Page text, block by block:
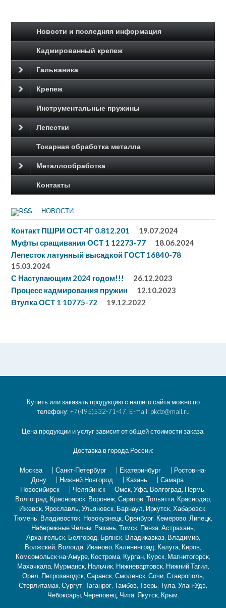
Новости и последняя информация
Кадмированный крепеж
Гальваника
Крепеж
Инструментальные пружины
Лепестки
Токарная обработка металла
Металлообработка
Контакты
НОВОСТИ
Контакт ПШРИ ОСТ 4Г 0.812.201
19.07.2024
Муфты сращивания ОСТ 1 12273-77
18.06.2024
Лепесток латунный высадкой ГОСТ 16840-78
15.03.2024
С Наступающим 2024 годом!!!
26.12.2023
Процесс кадмирования пружин
12.10.2023
Втулка ОСТ 1 10775-72
19.12.2022
Купить или заказать продукцию с нашего сайта можно по
телефону: +7(495)532-71-47, E-mail: pkdz@mail.ru
Цена продукции и услуг зависит от общей стоимости заказа.
Доставка в города России:
Москва | Санкт-Петербург | Екатеринбург | Ростов-на-
Дону
| Нижний Новгород | Казань | Самара
|
Новосибирск
| Челябинск
Омск, Уфа, Волгоград, Пермь,
Волгоград, Красноярск, Воронеж, Саратов, Тольятти, Краснодар,
Ижевск, Ярославль, Ульяновск, Барнаул, Иркутск, Хабаровск,
Тюмень, Владивосток, Новокузнецк, Оренбург, Кемерово, Липецк,
Набережные Челны, Рязань, Томск, Пенза, Астрахань,
Архангельск, Белгород, Брянск, Владикавказ, Владимир,
Волжский, Вологда, Иваново, Калининград, Калуга, Киров,
Комсомольск-на-Амуре, Кострома, Курган, Курск, Магнитогорск,
Махачкала, Мурманск, Нальчик, Нижневартовск, Нижний Тагил,
Орёл, Петрозаводск, Саранск, Смоленск, Сочи, Ставрополь,
Стерлитамак, Сургут, Таганрог, Тамбов, Тверь, Тула, Улан-Удэ,
Чебоксары, Череповец, Чита, Якутск, Крым.